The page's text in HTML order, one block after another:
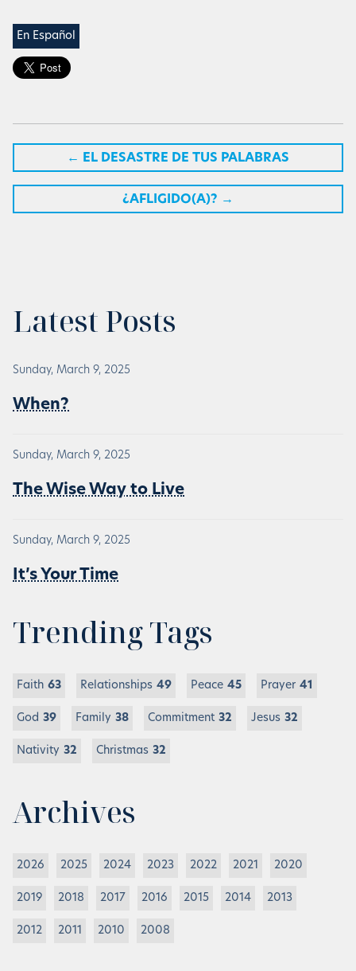
En Español
← EL DESASTRE DE TUS PALABRAS
¿AFLIGIDO(A)? →
Latest Posts
Sunday, March 9, 2025
When?
Sunday, March 9, 2025
The Wise Way to Live
Sunday, March 9, 2025
It’s Your Time
Trending Tags
Faith 63 Relationships 49 Peace 45 Prayer 41
God 39 Family 38 Commitment 32 Jesus 32
Nativity 32 Christmas 32
Archives
2026 2025 2024 2023 2022 2021 2020
2019 2018 2017 2016 2015 2014 2013
2012 2011 2010 2008